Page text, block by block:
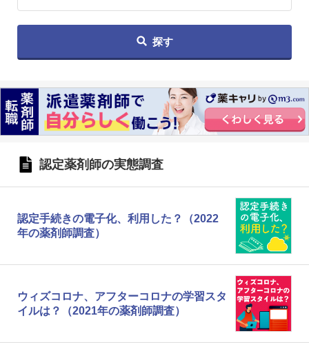
探す
認定薬剤師の実態調査
認定手続きの電子化、利用した？（2022
年の薬剤師調査）
ウィズコロナ、アフターコロナの学習スタ
イルは？（2021年の薬剤師調査）